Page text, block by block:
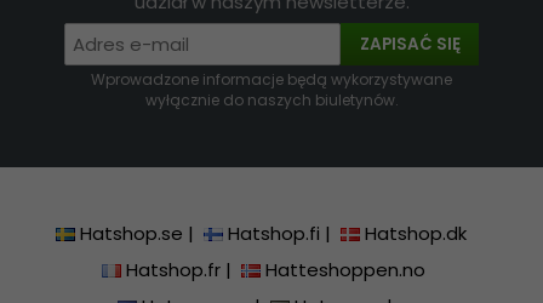
ZAPISAĆ SIĘ
Wprowadzone informacje będą wykorzystywane
wyłącznie do naszych biuletynów.
Hatshop.se | Hatshop.fi |
Hatshop.dk
Hatshop.fr|
Hatteshoppen.no